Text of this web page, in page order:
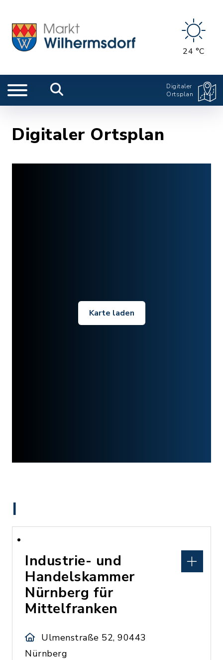
24 °C
Digitaler
Ortsplan
Digitaler Ortsplan
Karte laden
I
Industrie- und
Handelskammer
Nürnberg für
Mittelfranken
Ulmenstraße 52, 90443
Nürnberg